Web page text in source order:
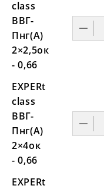
class
ВВГ-
Пнг(А)
2×2,5ок
- 0,66
EXPERt
class
ВВГ-
Пнг(А)
2×4ок
- 0,66
EXPERt